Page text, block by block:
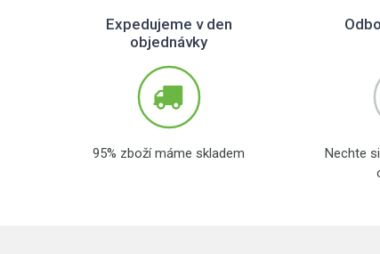
Expedujeme v den
objednávky
95% zboží máme skladem
Nechte